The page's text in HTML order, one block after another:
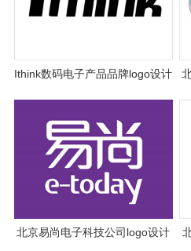
Ithink数码电子产品品牌logo设计
北京易尚电子科技公司logo设计